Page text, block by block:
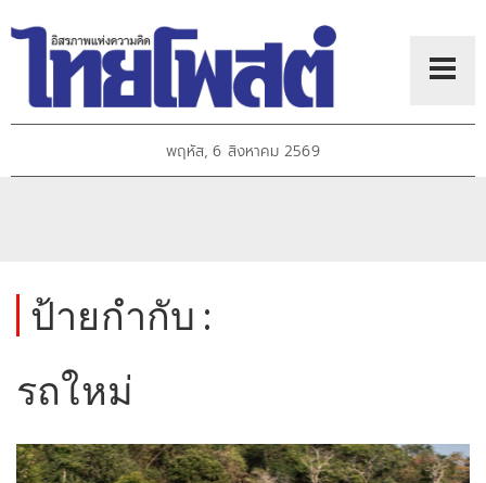
พฤหัส, 6 สิงหาคม 2569
ป้ายกำกับ :
รถใหม่